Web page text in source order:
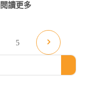
閱讀更多
5